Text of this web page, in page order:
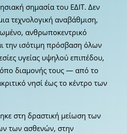
σημασία του ΕΔΙΤ. Δεν
τεχνολογική αναβάθμιση,
ανθρωποκεντρικό
την ισότιμη πρόσβαση όλων
υγείας υψηλού επιπέδου,
διαμονής τους — από το
νησί έως το κέντρο των
στη δραστική μείωση των
των ασθενών, στην